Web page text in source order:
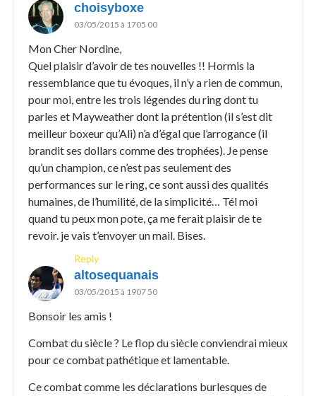
choisyboxe
03/05/2015 à 1705 00
Mon Cher Nordine,
Quel plaisir d’avoir de tes nouvelles !! Hormis la
ressemblance que tu évoques, il n’y a rien de commun,
pour moi, entre les trois légendes du ring dont tu
parles et Mayweather dont la prétention (il s’est dit
meilleur boxeur qu’Ali) n’a d’égal que l’arrogance (il
brandit ses dollars comme des trophées). Je pense
qu’un champion, ce n’est pas seulement des
performances sur le ring, ce sont aussi des qualités
humaines, de l’humilité, de la simplicité… Tél moi
quand tu peux mon pote, ça me ferait plaisir de te
revoir. je vais t’envoyer un mail. Bises.
Reply
altosequanais
03/05/2015 à 1907 50
Bonsoir les amis !
Combat du siècle ? Le flop du siècle conviendrai mieux
pour ce combat pathétique et lamentable.
Ce combat comme les déclarations burlesques de